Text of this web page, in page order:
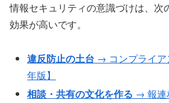
情報セキュリティの意識づけは、次
効果が高いです。
違反防止の土台 → コンプライア
年版】
相談・共有の文化を作る → 報連